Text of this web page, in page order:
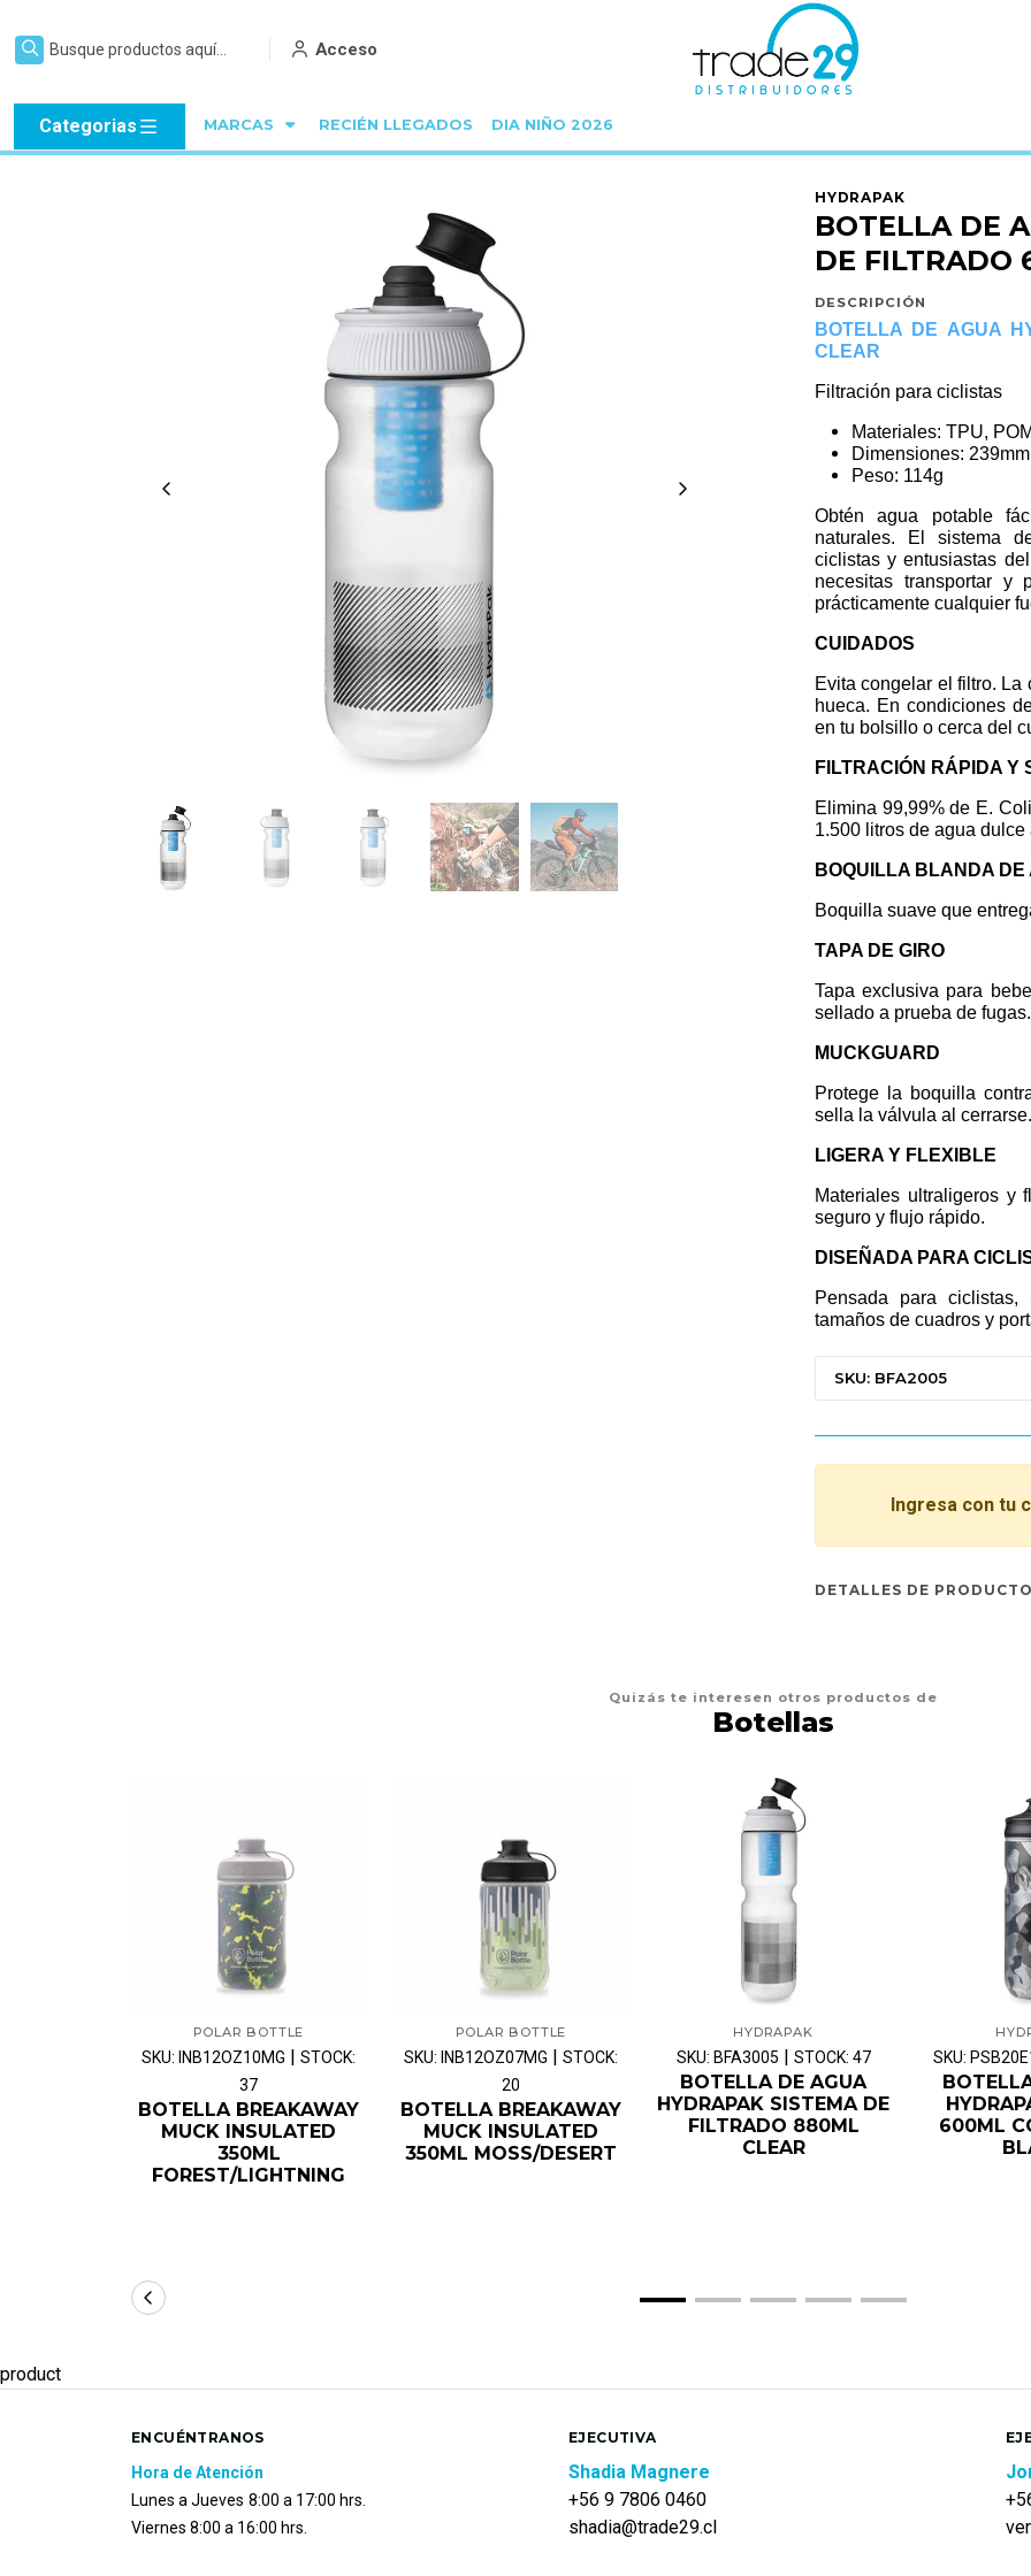
Acceso
Categorias MARCAS RECIÉN LLEGADOS DIA NIÑO 2026
Inicio HYDRAPAK
HYDRAPAK
BOTELLA DE
DE FILTRADO
DESCRIPCIÓN
BOTELLA DE AGUA
CLEAR
Filtración para ciclistas
Materiales: TPU,
Dimensiones:
Peso: 114g
Obtén agua potable
naturales. El sistema
ciclistas y entusiastas
necesitas transportar y
prácticamente cualquier
CUIDADOS
Evita congelar el filtro.
hueca. En condiciones
en tu bolsillo o cerca del
FILTRACIÓN RÁPIDA Y
Elimina 99,99% de E.
1.500 litros de agua
BOQUILLA BLANDA DE
Boquilla suave que
TAPA DE GIRO
Tapa exclusiva para
sellado a prueba de fugas.
MUCKGUARD
Protege la boquilla
sella la válvula al cerrarse.
LIGERA Y FLEXIBLE
Materiales ultraligeros y
seguro y flujo rápido.
DISEÑADA PARA
Pensada para
tamaños de cuadros y
SKU: BFA2005
Ingresa con tu
DETALLES DE PRODUCTO
Quizás te interesen otros productos de
Botellas
POLAR BOTTLE
SKU: INB12OZ10MG | STOCK:
37
BOTELLA BREAKAWAY
MUCK INSULATED
350ML
FOREST/LIGHTNING
POLAR BOTTLE
SKU: INB12OZ07MG | STOCK:
20
BOTELLA BREAKAWAY
MUCK INSULATED
350ML MOSS/DESERT
HYDRAPAK
SKU: BFA3005 | STOCK: 47
BOTELLA DE AGUA
HYDRAPAK SISTEMA DE
FILTRADO 880ML
CLEAR
SKU:
600ML
product
ENCUÉNTRANOS
Hora de Atención
Lunes a Jueves 8:00 a 17:00 hrs.
Viernes 8:00 a 16:00 hrs.
EJECUTIVA
Shadia Magnere
+56 9 7806 0460
shadia@trade29.cl